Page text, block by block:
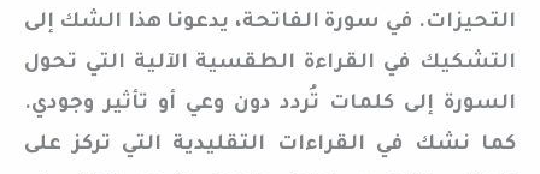
التحيزات. في سورة الفاتحة، يدعونا هذا الشك إلى
التشكيك في القراءة الطقسية الآلية التي تحول
السورة إلى كلمات تُردد دون وعي أو تأثير وجودي.
كما نشك في القراءات التقليدية التي تركز على